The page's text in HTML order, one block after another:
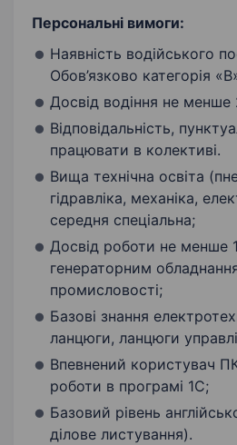
Персональні вимоги:
Наявність водійського
Обов’язково категорія
Досвід водіння не менше
Відповідальність,
працювати в колективі.
Вища технічна освіта
гідравліка, механіка,
середня спеціальна;
Досвід роботи не менше
генераторним
промисловості;
Базові знання
ланцюги, ланцюги
Впевнений користувач
роботи в програмі 1С;
Базовий рівень
ділове листування).